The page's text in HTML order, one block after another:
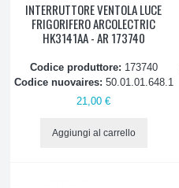
INTERRUTTORE VENTOLA LUCE
FRIGORIFERO ARCOLECTRIC
HK3141AA - AR 173740
Codice produttore: 173740
Codice nuovaires: 50.01.01.648.1
21,00 €
Aggiungi al carrello